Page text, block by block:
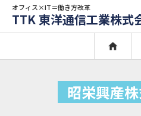
オフィス×IT＝働き方改革
TTK 東洋通信工業株式
昭栄興産